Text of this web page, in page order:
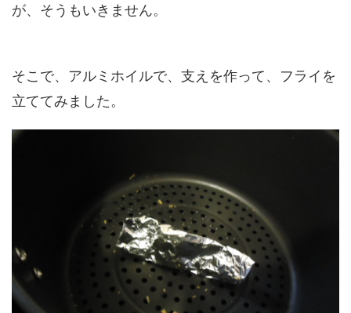
が、そうもいきません。
そこで、アルミホイルで、支えを作って、フライを
立ててみました。